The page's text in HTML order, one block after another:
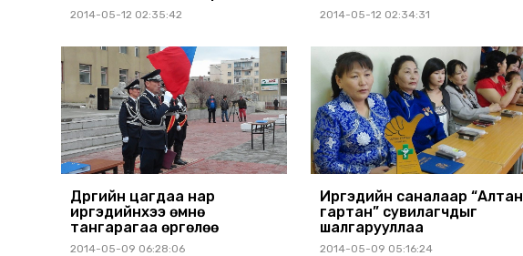
2014-05-12 02:35:42 2014-05-12 02:34:31
Дүүргийн цагдаа нар
иргэдийнхээ өмнө
тангарагаа өргөлөө
2014-05-09 06:28:06
Иргэдийн саналаар “Алтан
гартан” сувилагчдыг
шалгарууллаа
2014-05-09 05:16:24